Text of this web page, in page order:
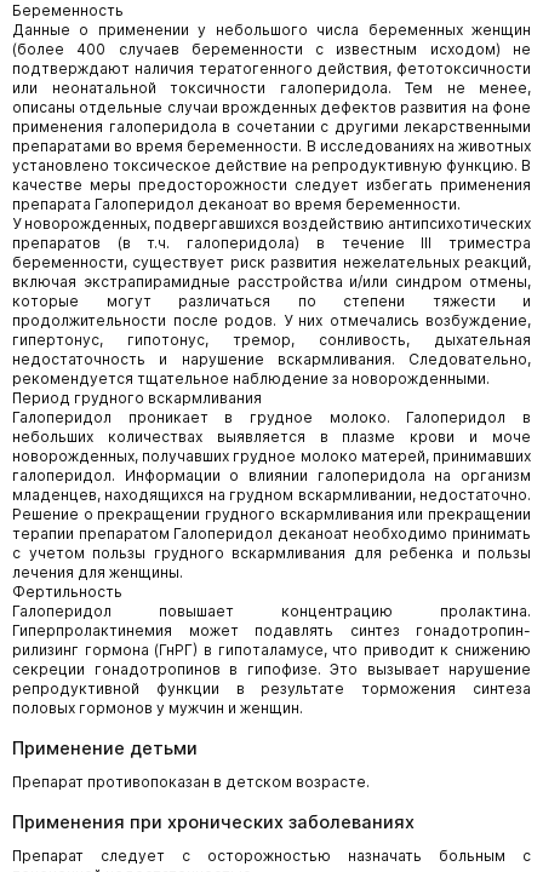
Беременность
Данные о применении у небольшого числа беременных женщин
(более 400 случаев беременности с известным исходом) не
подтверждают наличия тератогенного действия, фетотоксичности
или неонатальной токсичности галоперидола. Тем не менее,
описаны отдельные случаи врожденных дефектов развития на фоне
применения галоперидола в сочетании с другими лекарственными
препаратами во время беременности. В исследованиях на животных
установлено токсическое действие на репродуктивную функцию. В
качестве меры предосторожности следует избегать применения
препарата Галоперидол деканоат во время беременности.
У новорожденных, подвергавшихся воздействию антипсихотических
препаратов (в т.ч. галоперидола) в течение III триместра
беременности, существует риск развития нежелательных реакций,
включая экстрапирамидные расстройства и/или синдром отмены,
которые могут различаться по степени тяжести и
продолжительности после родов. У них отмечались возбуждение,
гипертонус, гипотонус, тремор, сонливость, дыхательная
недостаточность и нарушение вскармливания. Следовательно,
рекомендуется тщательное наблюдение за новорожденными.
Период грудного вскармливания
Галоперидол проникает в грудное молоко. Галоперидол в
небольших количествах выявляется в плазме крови и моче
новорожденных, получавших грудное молоко матерей, принимавших
галоперидол. Информации о влиянии галоперидола на организм
младенцев, находящихся на грудном вскармливании, недостаточно.
Решение о прекращении грудного вскармливания или прекращении
терапии препаратом Галоперидол деканоат необходимо принимать
с учетом пользы грудного вскармливания для ребенка и пользы
лечения для женщины.
Фертильность
Галоперидол повышает концентрацию пролактина.
Гиперпролактинемия может подавлять синтез гонадотропин-
рилизинг гормона (ГнРГ) в гипоталамусе, что приводит к снижению
секреции гонадотропинов в гипофизе. Это вызывает нарушение
репродуктивной функции в результате торможения синтеза
половых гормонов у мужчин и женщин.
Применение детьми
Препарат противопоказан в детском возрасте.
Применения при хронических заболеваниях
Препарат следует с осторожностью назначать больным с